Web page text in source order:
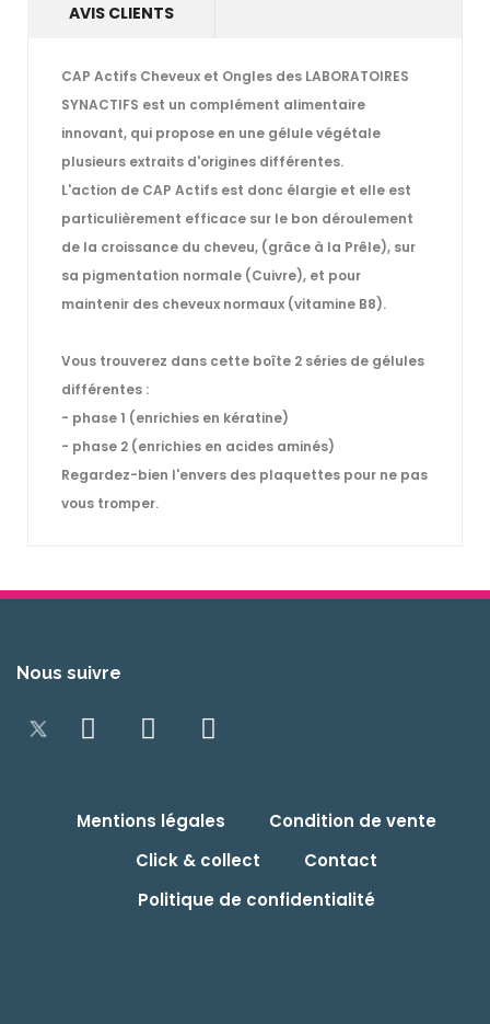
AVIS CLIENTS
CAP Actifs Cheveux et Ongles des LABORATOIRES
SYNACTIFS est un complément alimentaire
innovant, qui propose en une gélule végétale
plusieurs extraits d'origines différentes.
L'action de CAP Actifs est donc élargie et elle est
particulièrement efficace sur le bon déroulement
de la croissance du cheveu, (grâce à la Prêle), sur
sa pigmentation normale (Cuivre), et pour
maintenir des cheveux normaux (vitamine B8).
Vous trouverez dans cette boîte 2 séries de gélules
différentes :
- phase 1 (enrichies en kératine)
- phase 2 (enrichies en acides aminés)
Regardez-bien l'envers des plaquettes pour ne pas
vous tromper.
Nous suivre
Mentions légales
Condition de vente
Click & collect
Contact
Politique de confidentialité